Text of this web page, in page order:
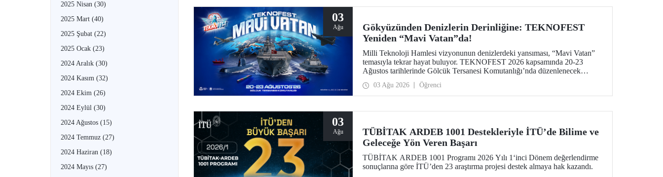
2025 Nisan (30)
2025 Mart (40)
2025 Şubat (22)
2025 Ocak (23)
2024 Aralık (30)
2024 Kasım (32)
2024 Ekim (26)
2024 Eylül (30)
2024 Ağustos (15)
2024 Temmuz (27)
2024 Haziran (18)
2024 Mayıs (27)
03
Ağu
Gökyüzünden Denizlerin Derinliğine: TEKNOFEST
Yeniden “Mavi Vatan”da!
Milli Teknoloji Hamlesi vizyonunun denizlerdeki yansıması, “Mavi Vatan”
temasıyla tekrar hayat buluyor. TEKNOFEST 2026 kapsamında 20-23
Ağustos tarihlerinde Gölcük Tersanesi Komutanlığı’nda düzenlenecek
TEKNOFEST Mavi Vatan, denizcilik ve su altı teknolojilerinin ön plana
çıkacağı özel bir etkinlik olarak teknoloji tutkunlarını bir araya getirecek.
03 Ağu 2026 Öğrenci
03
Ağu
TÜBİTAK ARDEB 1001 Destekleriyle İTÜ’de Bilime ve
Geleceğe Yön Veren Başarı
TÜBİTAK ARDEB 1001 Programı 2026 Yılı 1‘inci Dönem değerlendirme
sonuçlarına göre İTÜ’den 23 araştırma projesi destek almaya hak kazandı.